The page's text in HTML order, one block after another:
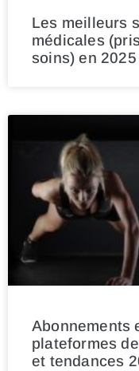
Les meilleurs
médicales
soins) en 2025
Abonnements
plateformes
et tendances